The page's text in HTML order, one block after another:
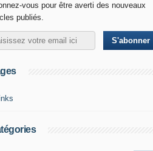
vous pour être averti des nouveaux
publiés.